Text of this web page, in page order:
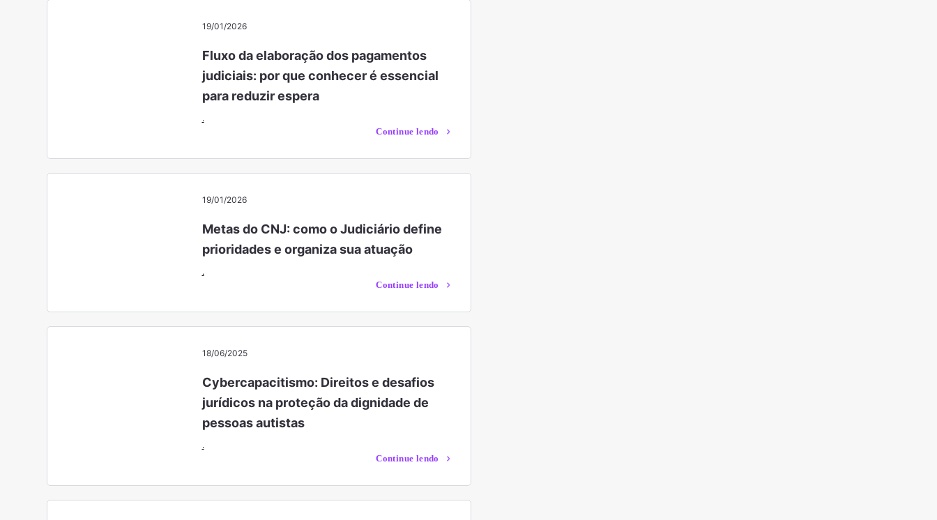
19/01/2026
Fluxo da elaboração dos pagamentos
judiciais: por que conhecer é essencial
para reduzir espera
.
Continue lendo
19/01/2026
Metas do CNJ: como o Judiciário define
prioridades e organiza sua atuação
.
Continue lendo
18/06/2025
Cybercapacitismo: Direitos e desafios
jurídicos na proteção da dignidade de
pessoas autistas
.
Continue lendo